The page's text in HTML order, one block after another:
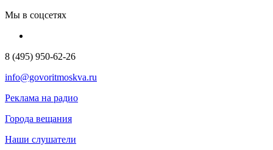
Мы в соцсетях
8 (495) 950-62-26
info@govoritmoskva.ru
Реклама на радио
Города вещания
Наши слушатели